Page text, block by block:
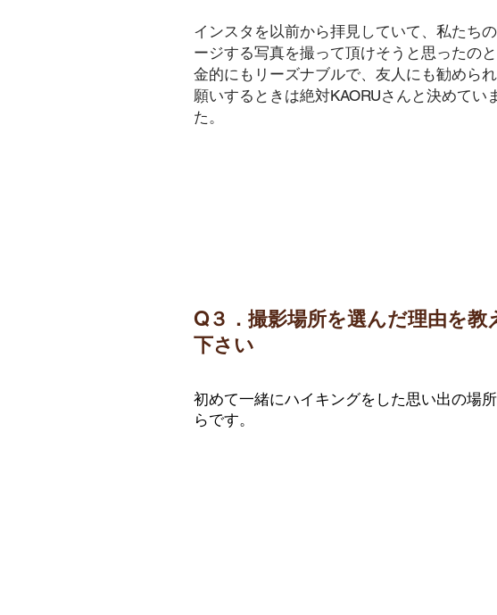
インスタを以前から拝見していて、私たち
ージする写真を撮って頂けそうと思ったの
金的にもリーズナブルで、友人にも勧めら
願いするときは絶対KAORUさんと決めてい
た。
Q３．撮影場所を選んだ理由を教
下さい
初めて一緒にハイキングをした思い出の場
らです。